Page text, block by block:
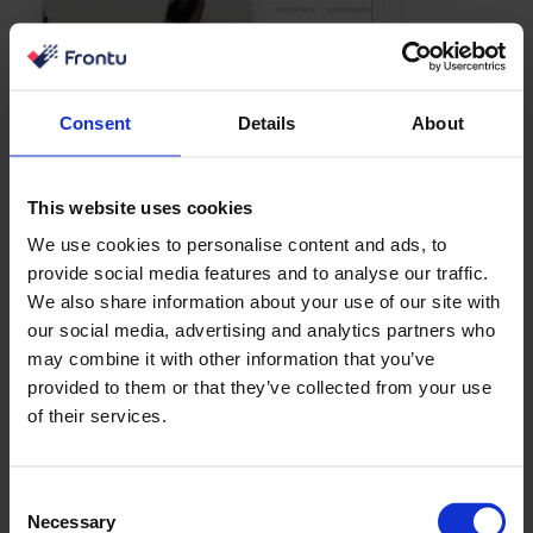
Consent Details About
This website uses cookies
We use cookies to personalise content and ads, to
provide social media features and to analyse our traffic.
We also share information about your use of our site with
our social media, advertising and analytics partners who
may combine it with other information that you’ve
provided to them or that they’ve collected from your use
of their services.
Selection
Necessary